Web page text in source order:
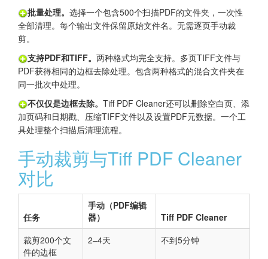
批量处理。 选择一个包含500个扫描PDF的文件夹，一次性
全部清理。每个输出文件保留原始文件名。无需逐页手动裁
剪。
支持PDF和TIFF。 两种格式均完全支持。多页TIFF文件与
PDF获得相同的边框去除处理。包含两种格式的混合文件夹在
同一批次中处理。
不仅仅是边框去除。 Tiff PDF Cleaner还可以删除空白页、添
加页码和日期戳、压缩TIFF文件以及设置PDF元数据。一个工
具处理整个扫描后清理流程。
手动裁剪与Tiff PDF Cleaner
对比
任务
手动（PDF编辑
器）
Tiff PDF Cleaner
裁剪200个文
件的边框
2–4天 不到5分钟